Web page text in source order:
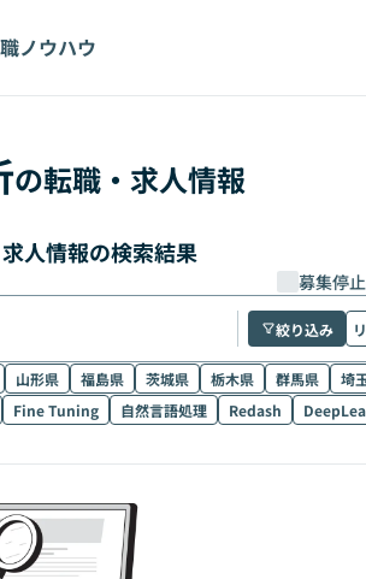
ノウハウ
の転職・求人情報
人情報の検索結果
募集停
絞り込み
山形県 福島県 茨城県 栃木県 群馬県 埼
Fine Tuning 自然言語処理 Redash